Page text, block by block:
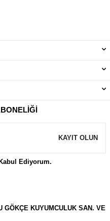
KAYIT OLUN
Ediyorum.
GÖKÇE KUYUMCULUK SAN. VE